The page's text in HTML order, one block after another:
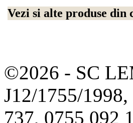
Vezi si alte produse din
©2026 - SC
J12/1755/
737, 0755 092